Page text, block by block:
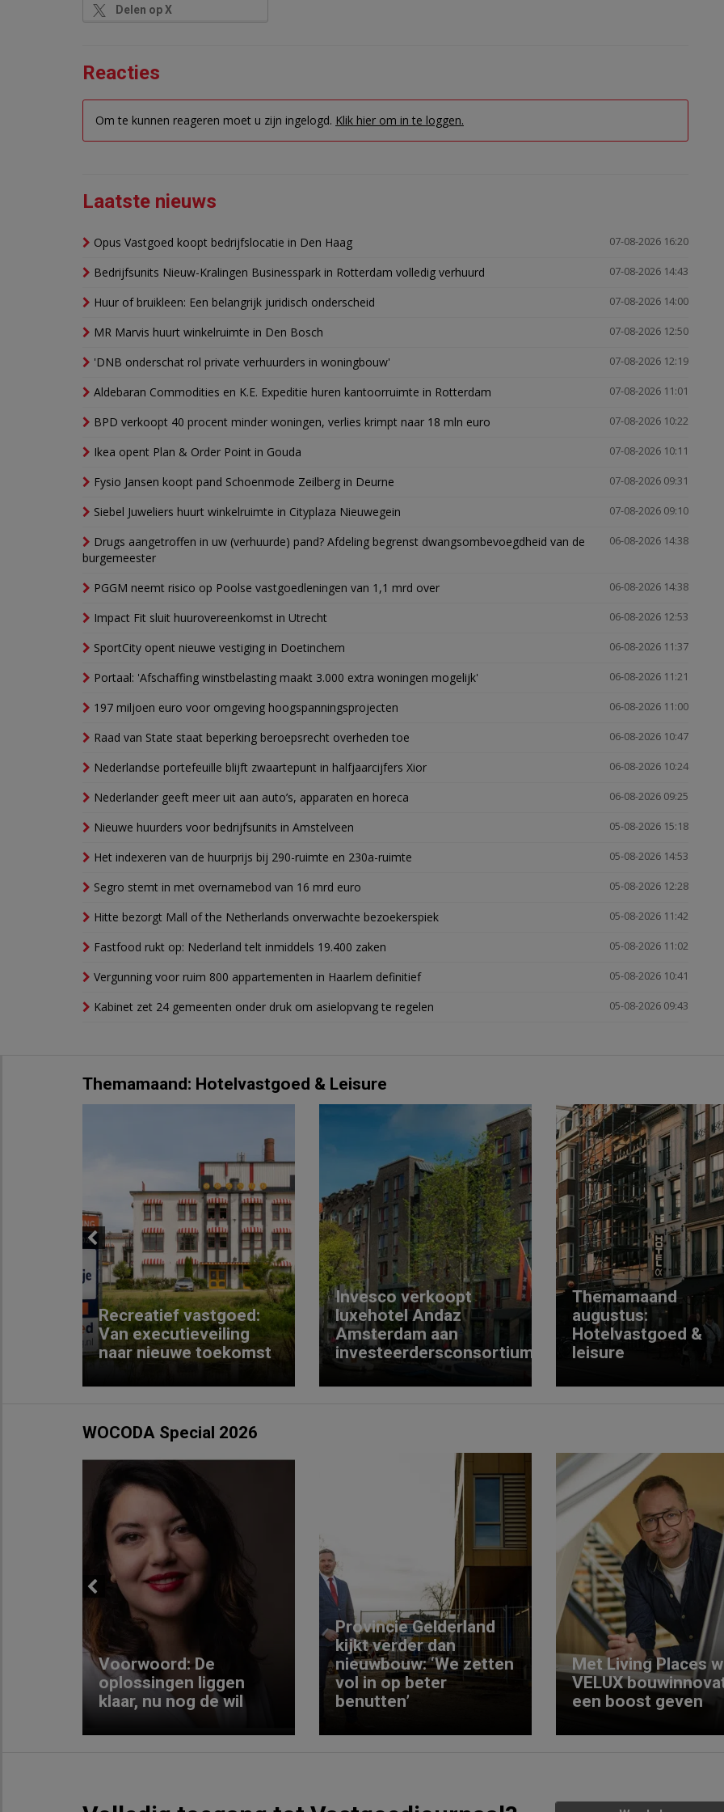
Delen op X
Reacties
Om te kunnen reageren moet u zijn ingelogd. Klik hier om in te loggen.
Laatste nieuws
07-08-2026 16:20
Opus Vastgoed koopt bedrijfslocatie in Den Haag
07-08-2026 14:43
Bedrijfsunits Nieuw-Kralingen Businesspark in Rotterdam volledig verhuurd
07-08-2026 14:00
Huur of bruikleen: Een belangrijk juridisch onderscheid
07-08-2026 12:50
MR Marvis huurt winkelruimte in Den Bosch
07-08-2026 12:19
'DNB onderschat rol private verhuurders in woningbouw'
07-08-2026 11:01
Aldebaran Commodities en K.E. Expeditie huren kantoorruimte in Rotterdam
07-08-2026 10:22
BPD verkoopt 40 procent minder woningen, verlies krimpt naar 18 mln euro
07-08-2026 10:11
Ikea opent Plan & Order Point in Gouda
07-08-2026 09:31
Fysio Jansen koopt pand Schoenmode Zeilberg in Deurne
07-08-2026 09:10
Siebel Juweliers huurt winkelruimte in Cityplaza Nieuwegein
06-08-2026 14:38
Drugs aangetroffen in uw (verhuurde) pand? Afdeling begrenst dwangsombevoegdheid van de
burgemeester
06-08-2026 14:38
PGGM neemt risico op Poolse vastgoedleningen van 1,1 mrd over
06-08-2026 12:53
Impact Fit sluit huurovereenkomst in Utrecht
06-08-2026 11:37
SportCity opent nieuwe vestiging in Doetinchem
06-08-2026 11:21
Portaal: 'Afschaffing winstbelasting maakt 3.000 extra woningen mogelijk'
06-08-2026 11:00
197 miljoen euro voor omgeving hoogspanningsprojecten
06-08-2026 10:47
Raad van State staat beperking beroepsrecht overheden toe
06-08-2026 10:24
Nederlandse portefeuille blijft zwaartepunt in halfjaarcijfers Xior
06-08-2026 09:25
Nederlander geeft meer uit aan auto’s, apparaten en horeca
05-08-2026 15:18
Nieuwe huurders voor bedrijfsunits in Amstelveen
05-08-2026 14:53
Het indexeren van de huurprijs bij 290-ruimte en 230a-ruimte
05-08-2026 12:28
Segro stemt in met overnamebod van 16 mrd euro
05-08-2026 11:42
Hitte bezorgt Mall of the Netherlands onverwachte bezoekerspiek
05-08-2026 11:02
Fastfood rukt op: Nederland telt inmiddels 19.400 zaken
05-08-2026 10:41
Vergunning voor ruim 800 appartementen in Haarlem definitief
05-08-2026 09:43
Kabinet zet 24 gemeenten onder druk om asielopvang te regelen
Themamaand: Hotelvastgoed & Leisure
Previous
Recreatief vastgoed:
Van executieveiling
naar nieuwe toekomst
Invesco verkoopt
luxehotel Andaz
Amsterdam aan
investeerdersconsortium
Themamaand
augustus:
Hotelvastgoed &
leisure
WOCODA Special 2026
Previous
Voorwoord: De
oplossingen liggen
klaar, nu nog de wil
Provincie Gelderland
kijkt verder dan
nieuwbouw: ‘We zetten
vol in op beter
benutten’
Met Living Places
VELUX
een boost geven